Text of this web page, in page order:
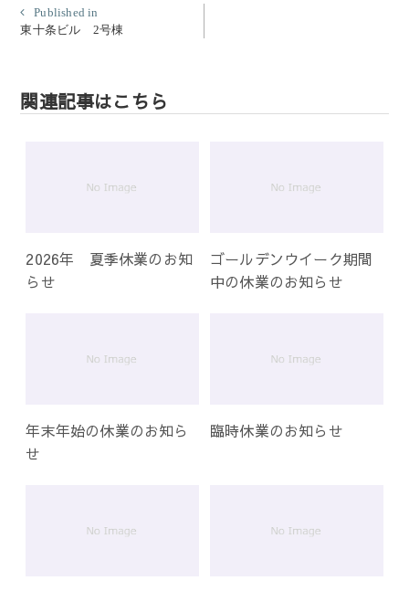
投
稿
ゲ
Published in
東十条ビル 2号棟
関連記事はこちら
2026年 夏季休業のお知
らせ
ゴールデンウイーク期間
中の休業のお知らせ
年末年始の休業のお知ら
せ
臨時休業のお知らせ